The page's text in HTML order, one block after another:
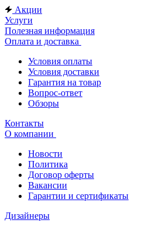
Акции
Услуги
Полезная информация
Оплата и доставка
Условия оплаты
Условия доставки
Гарантия на товар
Вопрос-ответ
Обзоры
Контакты
О компании
Новости
Политика
Договор оферты
Вакансии
Гарантии и сертификаты
Дизайнеры